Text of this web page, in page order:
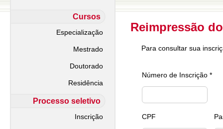
Cursos
Especialização
Mestrado
Doutorado
Residência
Processo seletivo
Inscrição
Reimpressão
Para consultar sua
Número de Inscrição *
CPF